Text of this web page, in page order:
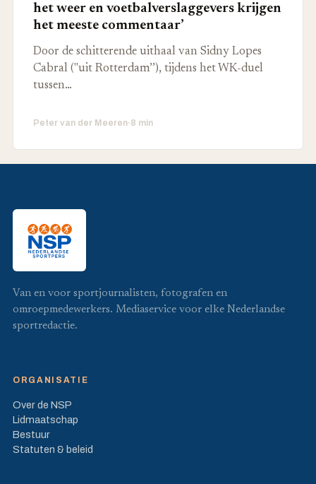
het weer en voetbalverslaggevers krijgen
het meeste commentaar’
Door de schitterende uithaal van Sidny Lopes
Cabral ("uit Rotterdam’’), tijdens het WK-duel
tussen…
Peter van der Meeren·8 min
Van en voor sportjournalisten, fotografen en
omroepmedewerkers. Mediaservice voor elke Nederlandse
sportredactie.
ORGANISATIE
Over de NSP
Lidmaatschap
Bestuur
Statuten & beleid